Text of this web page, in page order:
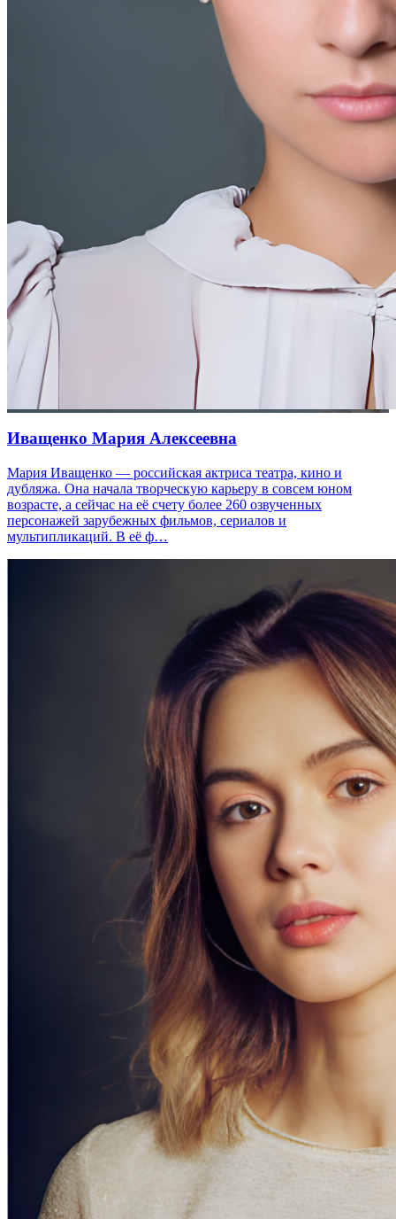
Иващенко Мария Алексеевна
Мария Иващенко — российская актриса театра, кино и
дубляжа. Она начала творческую карьеру в совсем юном
возрасте, а сейчас на её счету более 260 озвученных
персонажей зарубежных фильмов, сериалов и
мультипликаций. В её ф…